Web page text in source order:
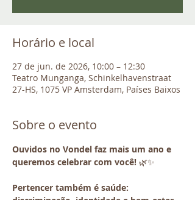
Horário e local
27 de jun. de 2026, 10:00 – 12:30
Teatro Munganga, Schinkelhavenstraat
27-HS, 1075 VP Amsterdam, Países Baixos
Sobre o evento
Ouvidos no Vondel faz mais um ano e
queremos celebrar com você! 🌿✨
Pertencer também é saúde: